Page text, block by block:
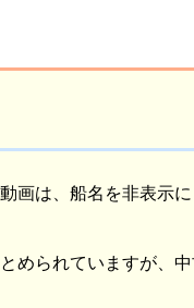
画は、船名を非表示
められていますが、